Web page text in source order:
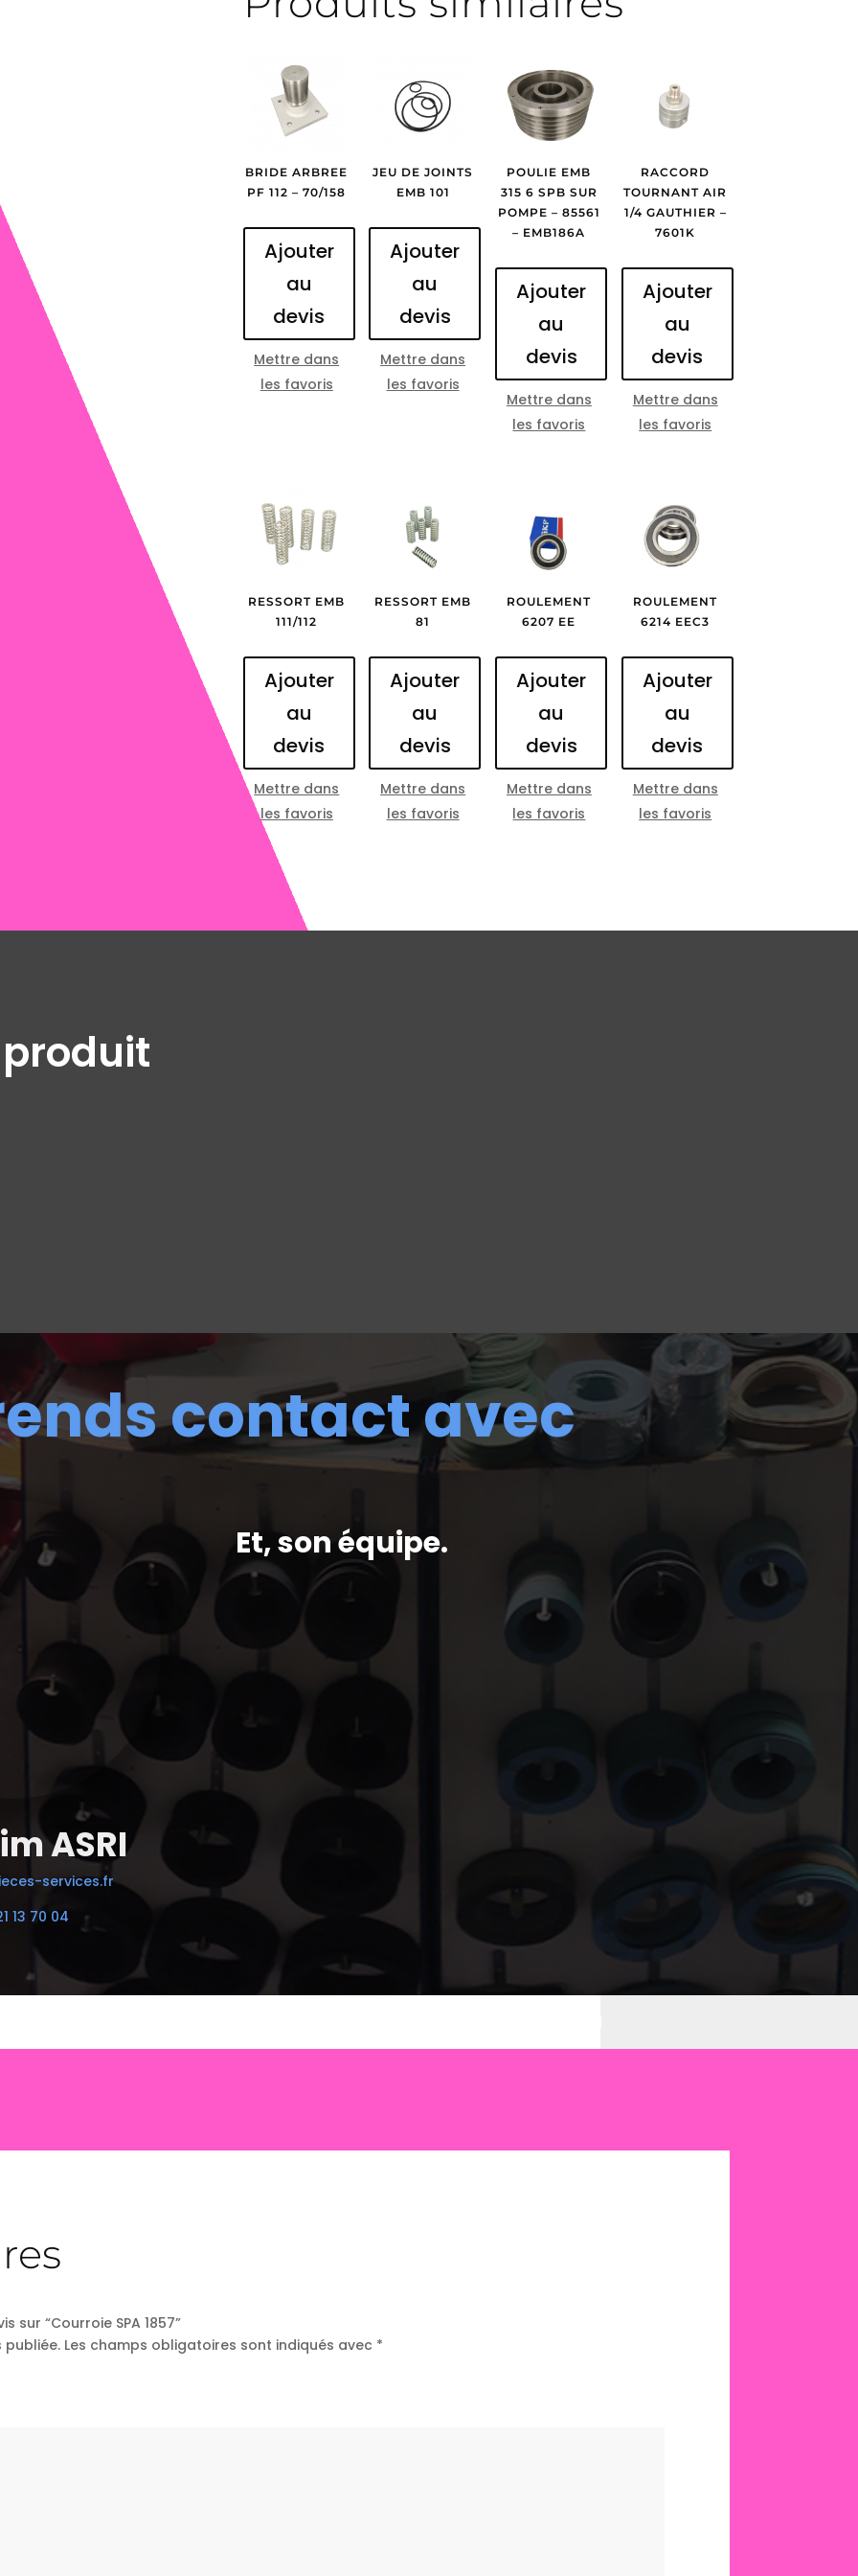
BRIDE ARBREE
PF 112 – 70/158
Ajouter
au
devis
Mettre dans
les favoris
JEU DE JOINTS
EMB 101
Ajouter
au
devis
Mettre dans
les favoris
POULIE EMB
315 6 SPB SUR
POMPE – 85561
– EMB186A
Ajouter
au
devis
Mettre dans
les favoris
RACCORD
TOURNANT AIR
1/4 GAUTHIER –
7601K
Ajouter
au
devis
Mettre dans
les favoris
RESSORT EMB
111/112
Ajouter
au
devis
Mettre dans
les favoris
RESSORT EMB
81
Ajouter
au
devis
Mettre dans
les favoris
ROULEMENT
6207 EE
Ajouter
au
devis
Mettre dans
les favoris
ROULEMENT
6214 EEC3
Ajouter
au
devis
Mettre dans
les favoris
contact avec
ASRI
services.fr
13 70 04
Et, son équipe.
sur “Courroie SPA 1857”
Les champs obligatoires sont indiqués avec *